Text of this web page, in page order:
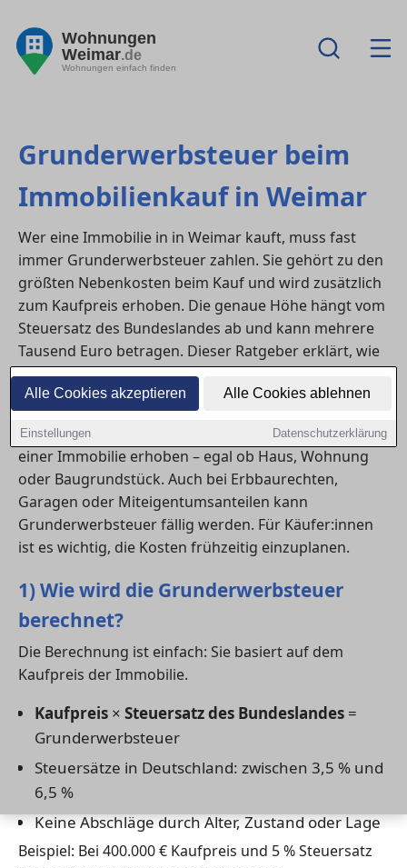
Alle Cookies akzeptieren Alle Cookies ablehnen
Einstellungen Datenschutzerklärung
Wohnungen
Weimar.de
Wohnungen einfach finden
Grunderwerbsteuer beim
Immobilienkauf in Weimar
Wer eine Immobilie in in Weimar kauft, muss fast
immer Grunderwerbsteuer zahlen. Sie gehört zu den
größten Nebenkosten beim Kauf und wird zusätzlich
zum Kaufpreis erhoben. Die genaue Höhe hängt vom
Steuersatz des Bundeslandes ab und kann mehrere
Tausend Euro betragen. Dieser Ratgeber erklärt, wie
die Steuer berechnet wird, wer sie zahlen muss und
welche Ausnahmen bestehen.
Die Steuer wird auf den Kauf eines Grundstücks oder
einer Immobilie erhoben – egal ob Haus, Wohnung
oder Baugrundstück. Auch bei Erbbaurechten,
Garagen oder Miteigentumsanteilen kann
Grunderwerbsteuer fällig werden. Für Käufer:innen
ist es wichtig, die Kosten frühzeitig einzuplanen.
1) Wie wird die Grunderwerbsteuer
berechnet?
Die Berechnung ist einfach: Sie basiert auf dem
Kaufpreis der Immobilie.
Kaufpreis× Steuersatz des Bundeslandes=
Grunderwerbsteuer
Steuersätze in Deutschland: zwischen 3,5 % und
6,5 %
Keine Abschläge durch Alter, Zustand oder Lage
Beispiel: Bei 400.000 € Kaufpreis und 5 % Steuersatz